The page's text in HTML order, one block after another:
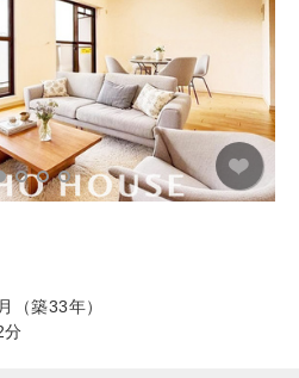
（築33年）
分